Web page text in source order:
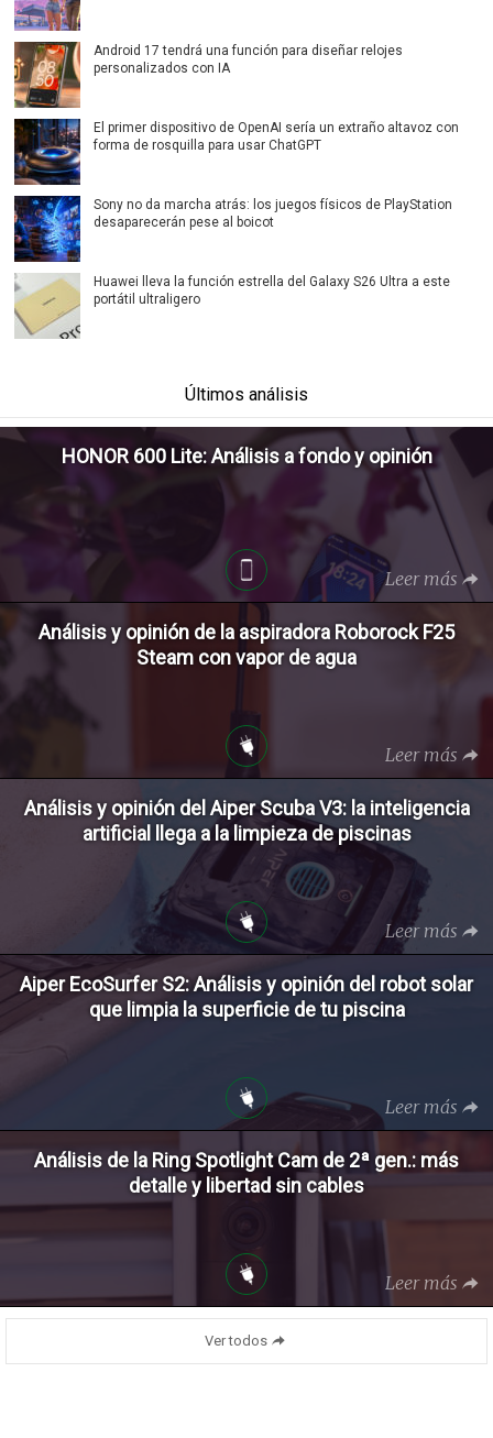
Android 17 tendrá una función para diseñar relojes
personalizados con IA
El primer dispositivo de OpenAI sería un extraño altavoz con
forma de rosquilla para usar ChatGPT
Sony no da marcha atrás: los juegos físicos de PlayStation
desaparecerán pese al boicot
Huawei lleva la función estrella del Galaxy S26 Ultra a este
portátil ultraligero
Últimos análisis
HONOR 600 Lite: Análisis a fondo y opinión
Leer más
Análisis y opinión de la aspiradora Roborock F25
Steam con vapor de agua
Leer más
Análisis y opinión del Aiper Scuba V3: la inteligencia
artificial llega a la limpieza de piscinas
Leer más
Aiper EcoSurfer S2: Análisis y opinión del robot solar
que limpia la superficie de tu piscina
Leer más
Análisis de la Ring Spotlight Cam de 2ª gen.: más
detalle y libertad sin cables
Leer más
Ver todos